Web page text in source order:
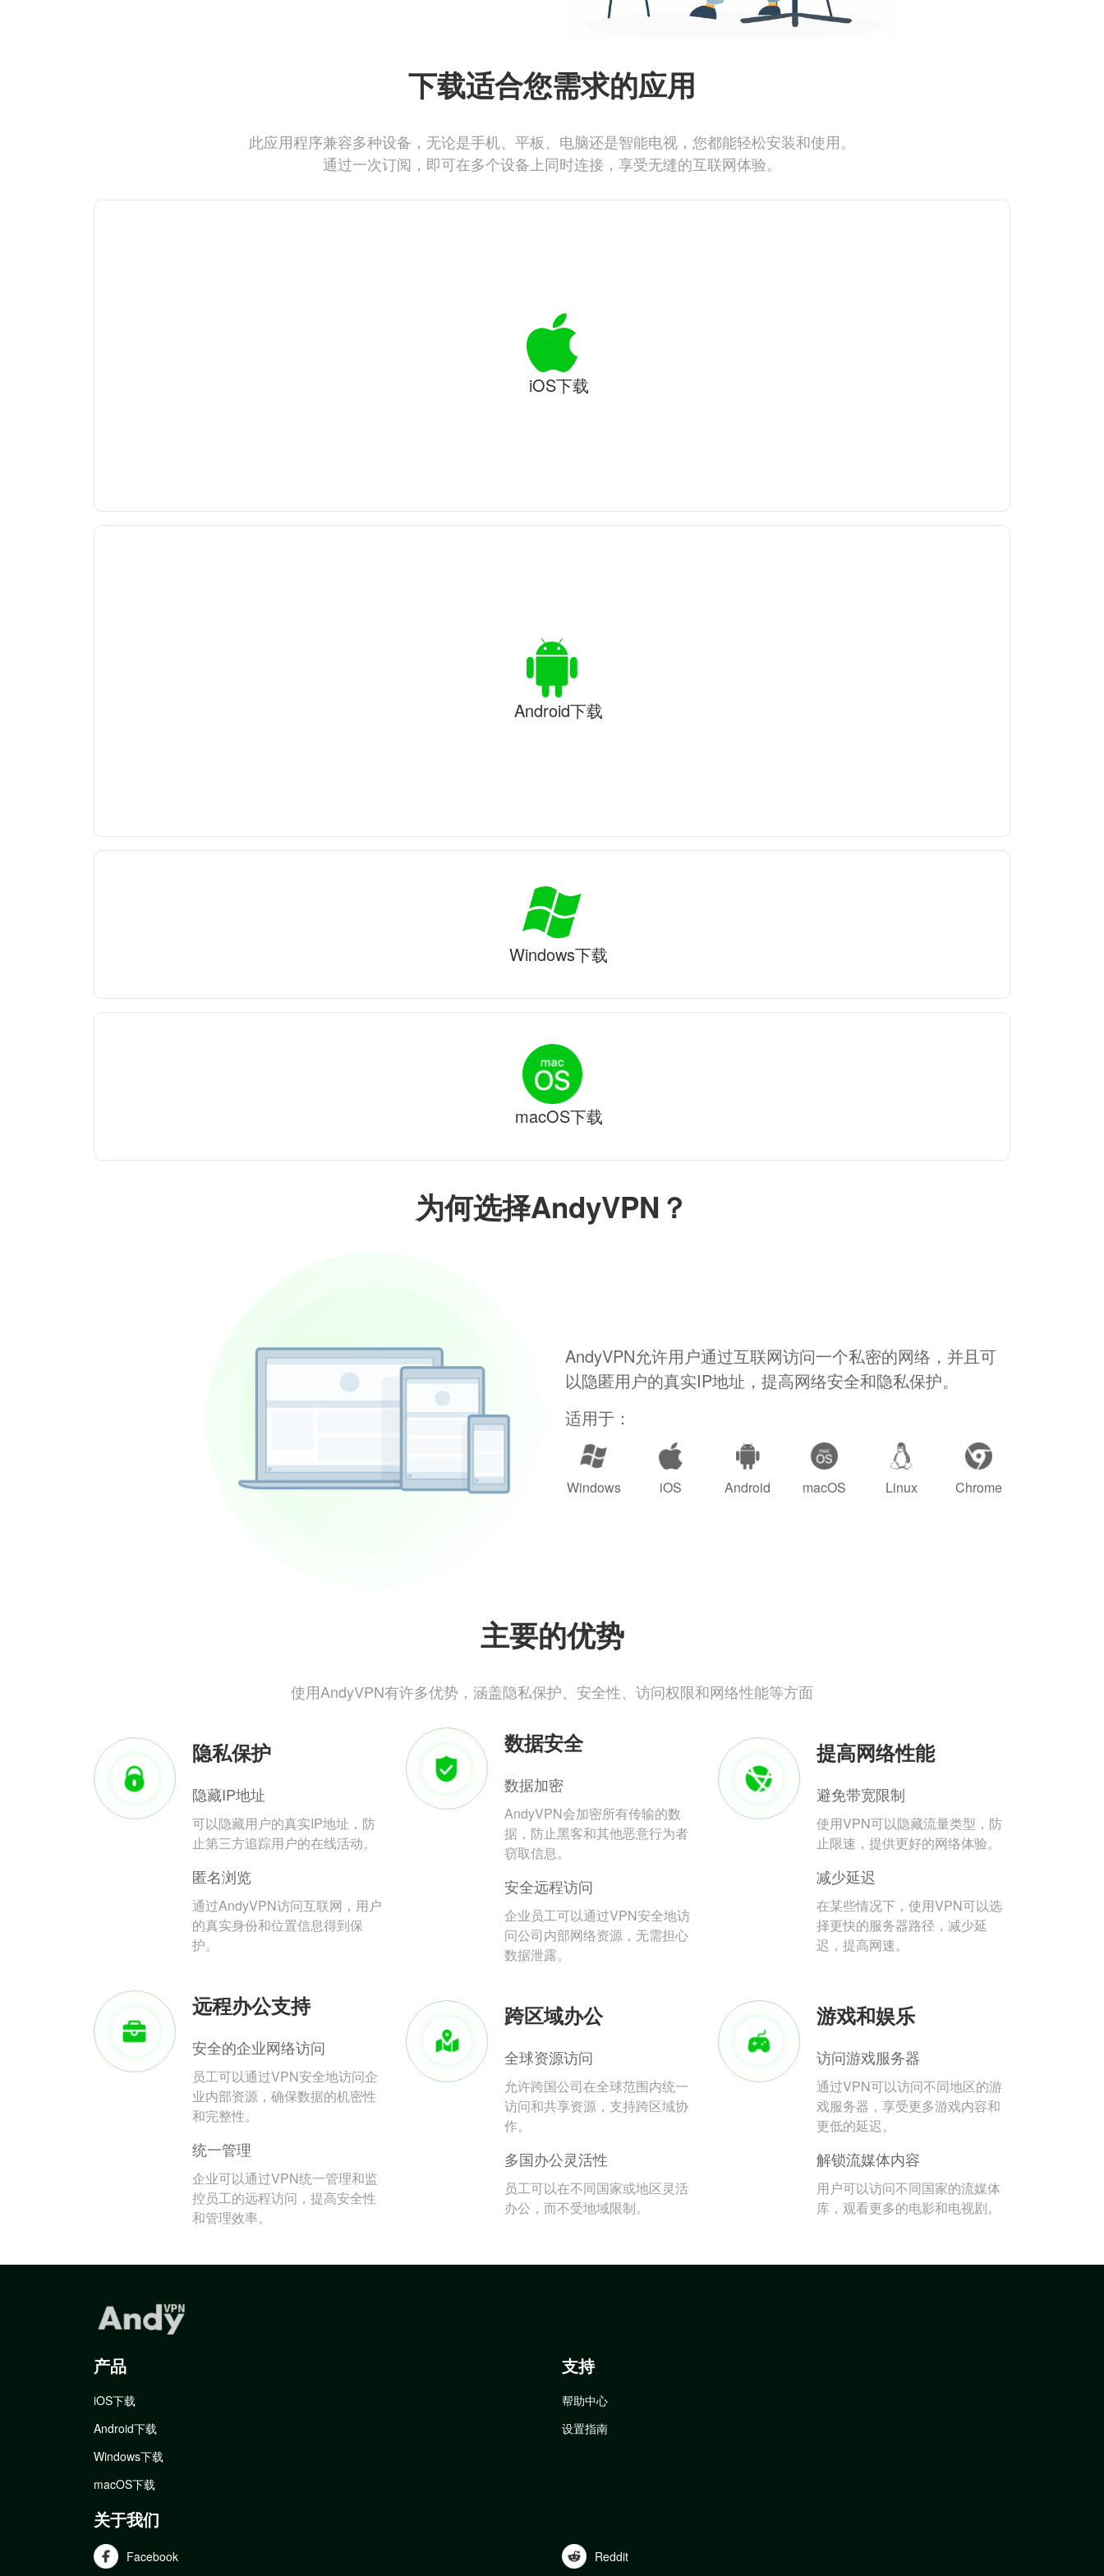
为何选择AndyVPN？
AndyVPN允许用户通过互联网访问一个私密的网络，并且可
以隐匿用户的真实IP地址，提高网络安全和隐私保护。
适用于：
Windows iOS Android macOS Linux Chrome
主要的优势
使用AndyVPN有许多优势，涵盖隐私保护、安全性、访问权限和网络性能等方面
隐私保护
隐藏IP地址
可以隐藏用户的真实IP地址，防
止第三方追踪用户的在线活动。
匿名浏览
通过AndyVPN访问互联网，用户
的真实身份和位置信息得到保
护。
数据安全
数据加密
AndyVPN会加密所有传输的数
据，防止黑客和其他恶意行为者
窃取信息。
安全远程访问
企业员工可以通过VPN安全地访
问公司内部网络资源，无需担心
数据泄露。
提高网络性能
避免带宽限制
使用VPN可以隐藏流量类型，防
止限速，提供更好的网络体验。
减少延迟
在某些情况下，使用VPN可以选
择更快的服务器路径，减少延
迟，提高网速。
远程办公支持
安全的企业网络访问
员工可以通过VPN安全地访问企
业内部资源，确保数据的机密性
和完整性。
统一管理
企业可以通过VPN统一管理和监
控员工的远程访问，提高安全性
和管理效率。
跨区域办公
全球资源访问
允许跨国公司在全球范围内统一
访问和共享资源，支持跨区域协
作。
多国办公灵活性
员工可以在不同国家或地区灵活
办公，而不受地域限制。
游戏和娱乐
访问游戏服务器
通过VPN可以访问不同地区的游
戏服务器，享受更多游戏内容和
更低的延迟。
解锁流媒体内容
用户可以访问不同国家的流媒体
库，观看更多的电影和电视剧。
下载适合您需求的应用
此应用程序兼容多种设备，无论是手机、平板、电脑还是智能电视，您都能轻松安装和使用。
通过一次订阅，即可在多个设备上同时连接，享受无缝的互联网体验。
iOS下载
Android下载
Windows下载
macOS下载
产品
iOS下载
Android下载
Windows下载
macOS下载
支持
帮助中心
设置指南
关于我们
Facebook Reddit